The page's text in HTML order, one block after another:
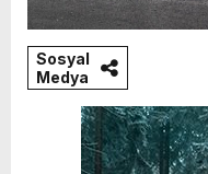
Sosyal
Medya